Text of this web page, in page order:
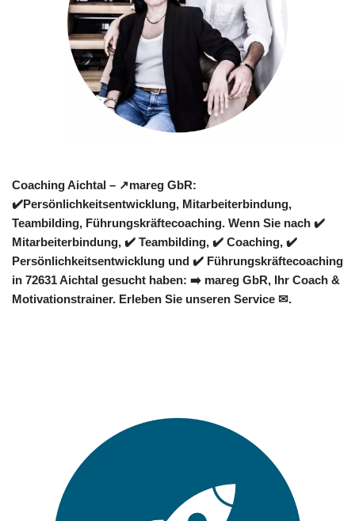
Coaching Aichtal – ↗️mareg GbR:
✔️Persönlichkeitsentwicklung, Mitarbeiterbindung,
Teambilding, Führungskräftecoaching. Wenn Sie nach ✔️
Mitarbeiterbindung, ✔️ Teambilding, ✔️ Coaching, ✔️
Persönlichkeitsentwicklung und ✔️ Führungskräftecoaching
in 72631 Aichtal gesucht haben: ➡️ mareg GbR, Ihr Coach &
Motivationstrainer. Erleben Sie unseren Service ✉.